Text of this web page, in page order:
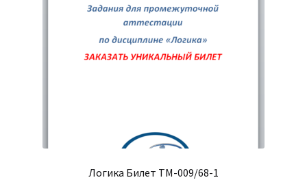
Логика Билет ТМ-009/68-1